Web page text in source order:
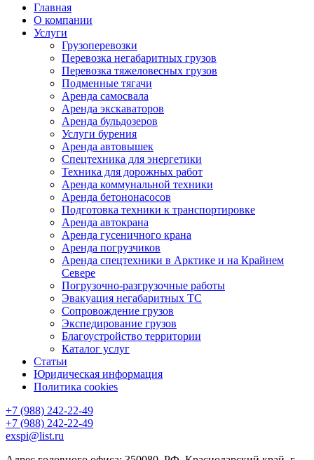
Главная
О компании
Услуги
Грузоперевозки
Перевозка негабаритных грузов
Перевозка тяжеловесных грузов
Подменные тягачи
Аренда самосвала
Аренда экскаваторов
Аренда бульдозеров
Услуги бурения
Аренда автовышек
Спецтехника для энергетики
Техника для дорожных работ
Аренда коммунальной техники
Аренда бетононасосов
Подготовка техники к транспортировке
Аренда автокрана
Аренда гусеничного крана
Аренда погрузчиков
Аренда спецтехники в Арктике и на Крайнем
Севере
Погрузочно-разгрузочные работы
Эвакуация негабаритных ТС
Сопровождение грузов
Экспедирование грузов
Благоустройство территории
Каталог услуг
Статьи
Юридическая информация
Политика cookies
+7 (988) 242-22-49
+7 (988) 242-22-49
exspi@list.ru